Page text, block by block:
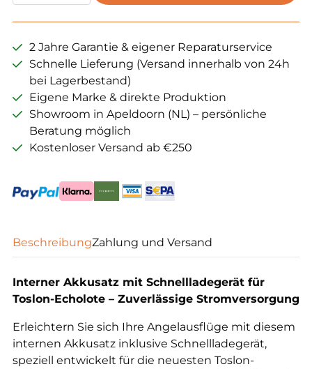
Akkusatz
Echolot
(TF5XX,
6XX,
7XX,
usw.)
Menge
2 Jahre Garantie & eigener Reparaturservice
Schnelle Lieferung (Versand innerhalb von 24h
bei Lagerbestand)
Eigene Marke & direkte Produktion
Showroom in Apeldoorn (NL) – persönliche
Beratung möglich
Kostenloser Versand ab €250
BeschreibungZahlung und Versand
Interner Akkusatz mit Schnellladegerät für
Toslon-Echolote – Zuverlässige Stromversorgung
Erleichtern Sie sich Ihre Angelausflüge mit diesem
internen Akkusatz inklusive Schnellladegerät,
speziell entwickelt für die neuesten Toslon-